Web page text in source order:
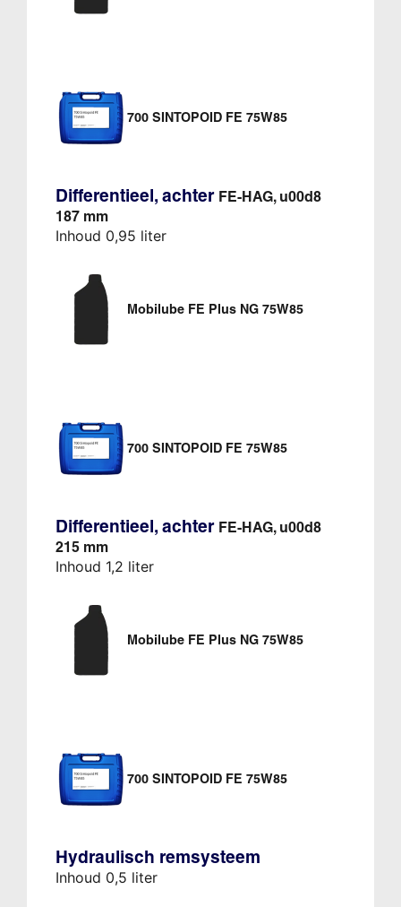
700 SINTOPOID FE 75W85
Differentieel, achter FE-HAG, u00d8
187 mm
Inhoud 0,95 liter
Mobilube FE Plus NG 75W85
700 SINTOPOID FE 75W85
Differentieel, achter FE-HAG, u00d8
215 mm
Inhoud 1,2 liter
Mobilube FE Plus NG 75W85
700 SINTOPOID FE 75W85
Hydraulisch remsysteem
Inhoud 0,5 liter